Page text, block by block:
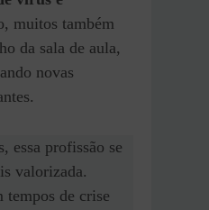
muitos também
da sala de aula,
novas
essa profissão se
valorizada.
tempos de crise